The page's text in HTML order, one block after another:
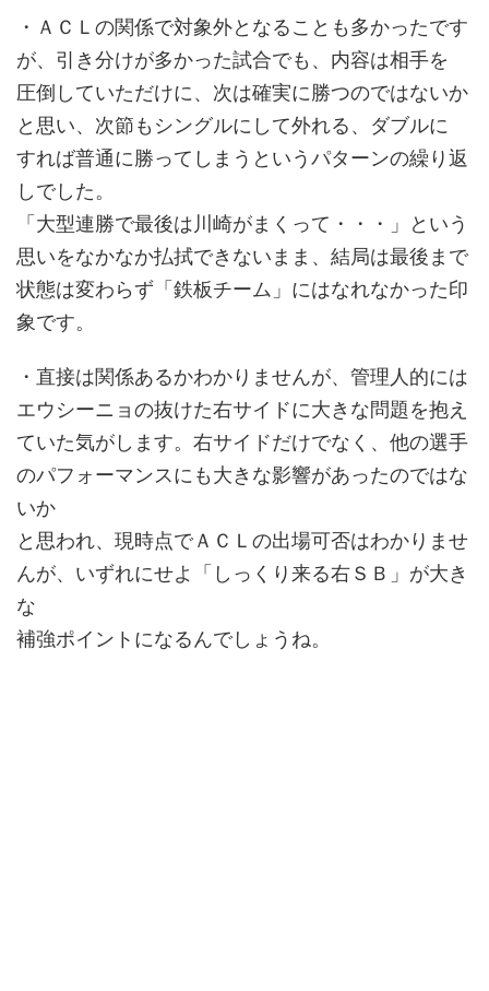
・ＡＣＬの関係で対象外となることも多かったです
が、引き分けが多かった試合でも、内容は相手を
圧倒していただけに、次は確実に勝つのではないか
と思い、次節もシングルにして外れる、ダブルに
すれば普通に勝ってしまうというパターンの繰り返
しでした。
「大型連勝で最後は川崎がまくって・・・」という
思いをなかなか払拭できないまま、結局は最後まで
状態は変わらず「鉄板チーム」にはなれなかった印
象です。
・直接は関係あるかわかりませんが、管理人的には
エウシーニョの抜けた右サイドに大きな問題を抱え
ていた気がします。右サイドだけでなく、他の選手
のパフォーマンスにも大きな影響があったのではな
いか
と思われ、現時点でＡＣＬの出場可否はわかりませ
んが、いずれにせよ「しっくり来る右ＳＢ」が大き
な
補強ポイントになるんでしょうね。